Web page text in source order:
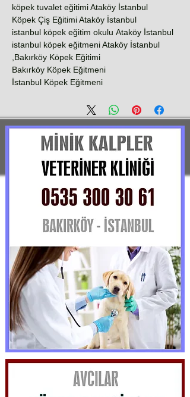
köpek tuvalet eğitimi Ataköy İstanbul
Köpek Çiş Eğitimi Ataköy İstanbul
istanbul köpek eğitim okulu Ataköy İstanbul
istanbul köpek eğitmeni Ataköy İstanbul
Bakırköy Köpek Eğitimi,
Bakırköy Köpek Eğitmeni
İstanbul Köpek Eğitmeni